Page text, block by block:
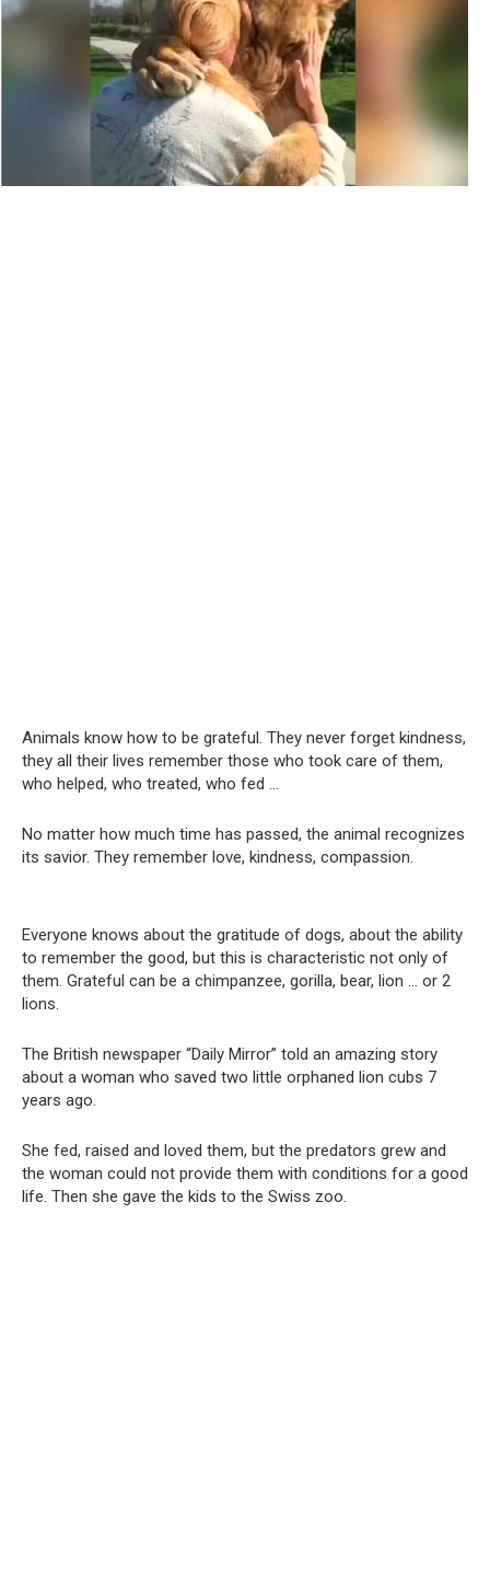
Animals know how to be grateful. They never forget kindness,
they all their lives remember those who took care of them,
who helped, who treated, who fed …
No matter how much time has passed, the animal recognizes
its savior. They remember love, kindness, compassion.
Everyone knows about the gratitude of dogs, about the ability
to remember the good, but this is characteristic not only of
them. Grateful can be a chimpanzee, gorilla, bear, lion … or 2
lions.
The British newspaper “Daily Mirror” told an amazing story
about a woman who saved two little orphaned lion cubs 7
years ago.
She fed, raised and loved them, but the predators grew and
the woman could not provide them with conditions for a good
life. Then she gave the kids to the Swiss zoo.